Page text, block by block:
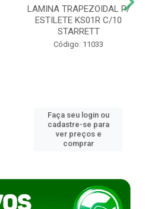
LAMINA TRAPEZOIDAL P/
ESTILETE KS01R C/10
STARRETT
Código: 11033
Faça seu login ou
cadastre-se para
ver preços e
comprar